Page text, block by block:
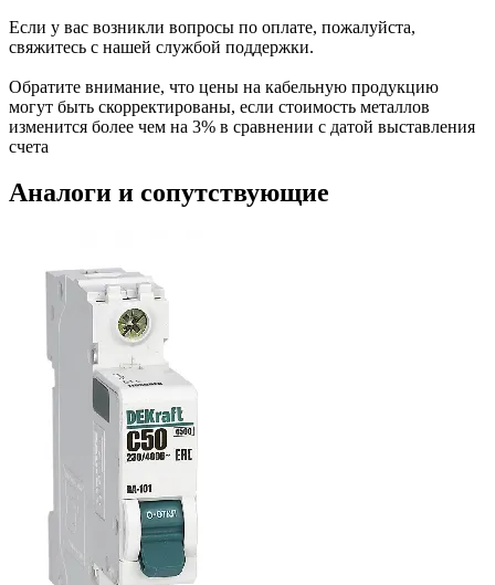
Если у вас возникли вопросы по оплате, пожалуйста,
свяжитесь с нашей службой поддержки.
Обратите внимание, что цены на кабельную продукцию
могут быть скорректированы, если стоимость металлов
изменится более чем на 3% в сравнении с датой выставления
счета
Аналоги и сопутствующие